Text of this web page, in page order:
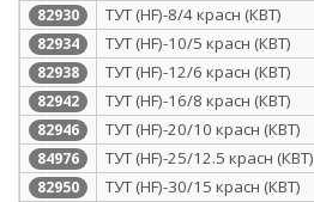
82930 ТУТ (HF)-8/4 красн (КВТ)
82934 ТУТ (HF)-10/5 красн (КВТ)
82938 ТУТ (HF)-12/6 красн (КВТ)
82942 ТУТ (HF)-16/8 красн (КВТ)
82946 ТУТ (HF)-20/10 красн (КВТ)
84976 ТУТ (HF)-25/12.5 красн (КВТ)
82950 ТУТ (HF)-30/15 красн (КВТ)